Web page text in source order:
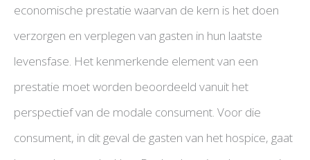
economische prestatie waarvan de kern is het doen
verzorgen en verplegen van gasten in hun laatste
levensfase. Het kenmerkende element van een
prestatie moet worden beoordeeld vanuit het
perspectief van de modale consument. Voor die
consument, in dit geval de gasten van het hospice, gaat